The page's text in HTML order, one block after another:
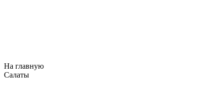
На главную
Салаты